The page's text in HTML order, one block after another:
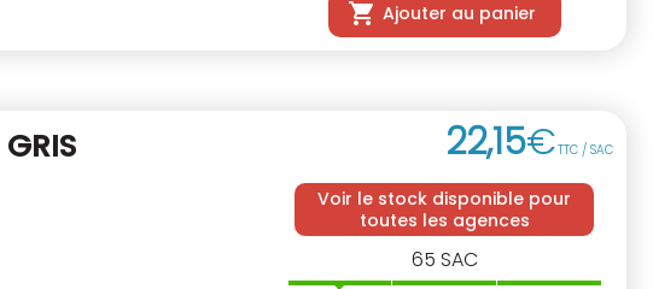
Ajouter au panier
GRIS
22,15€TTC / SAC
Voir le stock disponible pour
toutes les agences
65 SAC